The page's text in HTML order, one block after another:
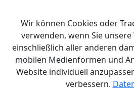
Wir können Cookies oder
verwenden, wenn Sie
einschließlich aller anderen
mobilen Medienformen und
Website individuell
verbessern.